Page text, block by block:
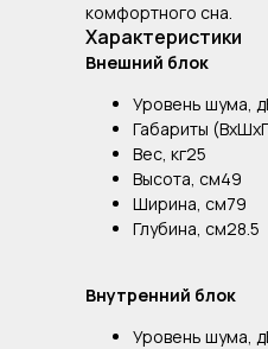
комфортного сна.
Характеристики
Внешний блок
Уровень шума,
Габариты
Вес, кг25
Высота, см49
Ширина, см79
Глубина, см28.5
Внутренний блок
Уровень шума,